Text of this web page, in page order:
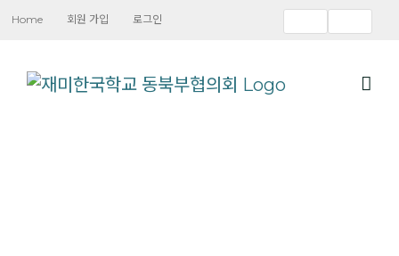
Skip
content
Home 회원 가입 로그인